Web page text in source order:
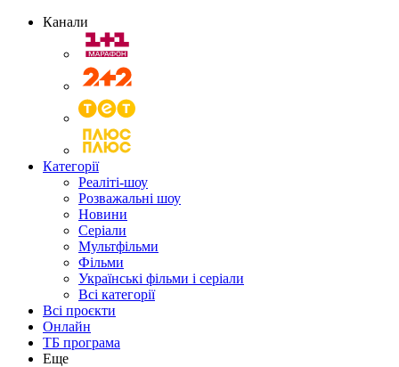
Канали
Категорії
Реаліті-шоу
Розважальні шоу
Новини
Серіали
Мультфільми
Фільми
Українські фільми і серіали
Всі категорії
Всі проєкти
Онлайн
ТБ програма
Еще